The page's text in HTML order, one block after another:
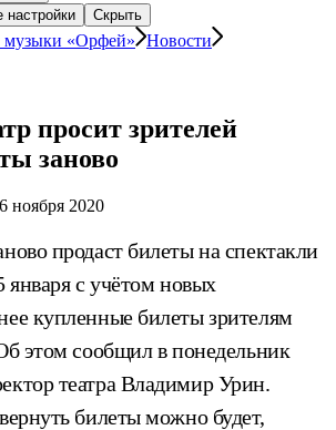
настройки
Скрыть
музыки «Орфей» Новости
просит зрителей
заново
ноября 2020
продаст билеты на спектакли
января с учётом новых
купленные билеты зрителям
этом сообщил в понедельник
театра Владимир Урин.
билеты можно будет,